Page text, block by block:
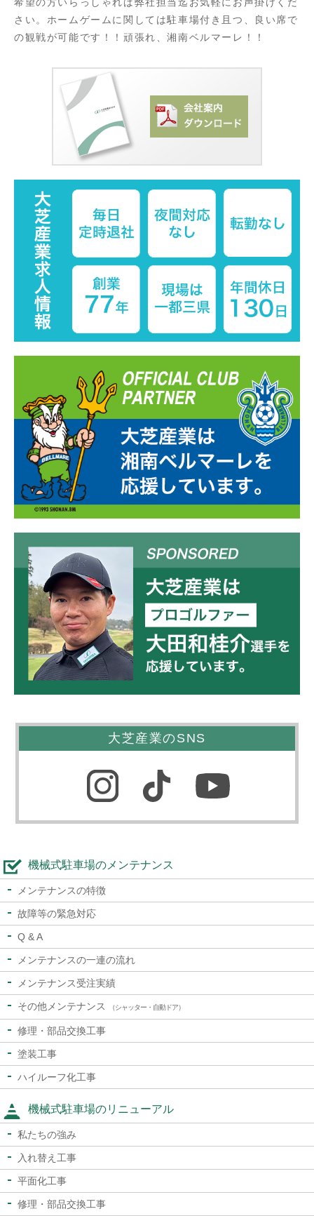
さい。ホームゲームに関しては駐車場付き且つ、良い席で
の観戦が可能です！！頑張れ、湘南ベルマーレ！！
大芝産業のSNS
機械式駐車場のメンテナンス
メンテナンスの特徴
故障等の緊急対応
Q & A
メンテナンスの一連の流れ
メンテナンス受注実績
その他メンテナンス （シャッター・自動ドア）
修理・部品交換工事
塗装工事
ハイルーフ化工事
機械式駐車場のリニューアル
私たちの強み
入れ替え工事
平面化工事
修理・部品交換工事